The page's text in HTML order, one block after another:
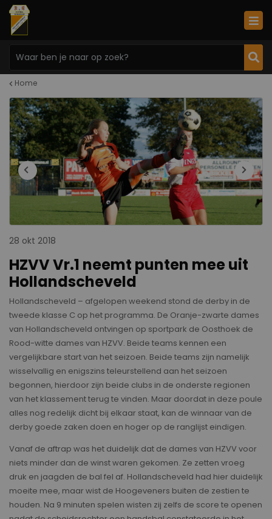
Home
28 okt 2018
HZVV Vr.1 neemt punten mee uit
Hollandscheveld
Hollandscheveld – afgelopen weekend stond de derby in de
tweede klasse C op het programma. De Oranje-zwarte dames
van Hollandscheveld ontvingen op sportpark de Oosthoek de
Rood-witte dames van HZVV. Beide teams kennen een
vergelijkbare start van het seizoen. Beide teams zijn namelijk
wisselvallig en enigszins teleurstellend aan het seizoen
begonnen, hierdoor zijn beide clubs in de onderste regionen
van het klassement terug te vinden. Maar doordat in deze poule
alles nog redelijk dicht bij elkaar staat, kan de winnaar van de
derby goede zaken doen en hoger op de ranglijst eindigen.
Vanaf de aftrap was het duidelijk dat de dames van HZVV voor
niets minder dan de winst waren gekomen. Ze zetten vroeg
druk en jaagden de bal fel af. Hollandscheveld had hier duidelijk
moeite mee, maar wist de Hoogeveners buiten de zestien te
houden. Na 9 minuten spelen wisten zij zelfs de score te openen